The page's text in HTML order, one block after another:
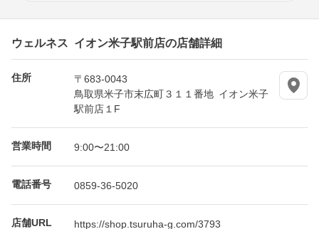
ウェルネス イオン米子駅前店の店舗詳細
住所
〒683-0043
鳥取県米子市末広町３１１番地 イオン米子
駅前店１F
営業時間 9:00〜21:00
電話番号 0859-36-5020
店舗URL https://shop.tsuruha-g.com/3793